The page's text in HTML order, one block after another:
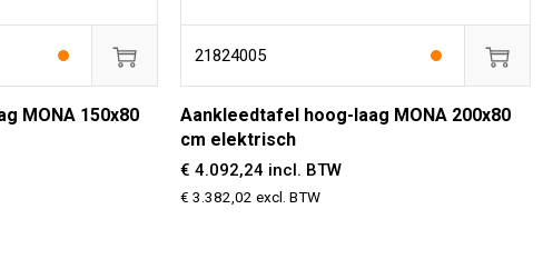
MONA 150x80
21824005
Aankleedtafel hoog-laag MONA 200x80
cm elektrisch
€ 4.092,24 incl. BTW
€ 3.382,02 excl. BTW